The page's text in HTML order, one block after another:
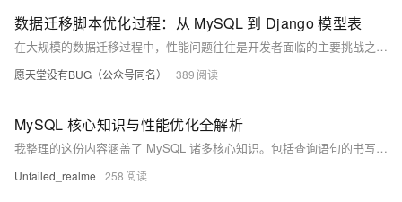
数据迁移脚本优化过程：从 MySQL 到 Django 模型表
在大规模的数据迁移过程中，性能问题往往是开发者面临的主要挑战之一。本文将分析一个数据迁移脚本的优化过程，展示如何从 MySQL 数据库迁移数据到 Django 模型表，并探讨优化前后的性能差异。
愿天堂没有BUG（公众号同名） 389
MySQL 核心知识与性能优化全解析
我整理的这份内容涵盖了 MySQL 诸多核心知识。包括查询语句的书写与执行顺序，多表查询的连接方式及内、外连接的区别。还讲了 CHAR 和 VARCHAR 的差异，索引的类型、底层结构、聚簇与非聚簇之分，以及回表查询、覆盖索引、左前缀原则和索引失效情形，还有建索引的取舍。对比了 MyISAM 和 InnoDB 存储引擎的不同，提及性能优化的多方面方法，以及超大分页处理、慢查询定位与分析等，最后提到了锁和分库分表可参考相关资料。
Unfailed_realme 258